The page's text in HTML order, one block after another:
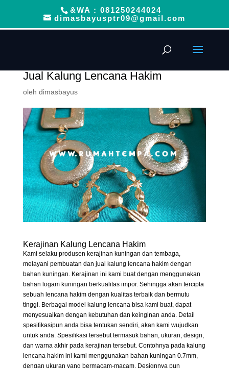
&WA : 081250244024
dimasbayusptr09@gmail.com
Jual Kalung Lencana Hakim
oleh dimasbayus
Kerajinan Kalung Lencana Hakim
Kami selaku produsen kerajinan kuningan dan tembaga,
melayani pembuatan dan jual kalung lencana hakim dengan
bahan kuningan. Kerajinan ini kami buat dengan menggunakan
bahan logam kuningan berkualitas impor. Sehingga akan tercipta
sebuah lencana hakim dengan kualitas terbaik dan bermutu
tinggi. Berbagai model kalung lencana bisa kami buat, dapat
menyesuaikan dengan kebutuhan dan keinginan anda. Detail
spesifikasipun anda bisa tentukan sendiri, akan kami wujudkan
untuk anda. Spesifikasi tersebut termasuk bahan, ukuran, design,
dan warna akhir pada kerajinan tersebut. Contohnya pada kalung
lencana hakim ini kami menggunakan bahan kuningan 0.7mm,
dengan ukuran yang bermacam-macam. Designnya pun